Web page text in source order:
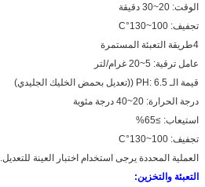
الوقت: 20~30 دقيقة
تجفيف: 100~130°C
4طريقة التعبئة المستمرة
عامل ترقية: 5~20 غرام/لتر
قيمة الـ PH: 6.5 ((تعديل بحمض الخليك الجليدي)
درجة الحرارة: 20~40 درجة مئوية
استيعاب: ≥65%
تجفيف: 100~130°C
العملية المحددة يرجى استخدام اختبار العينة للتعديل.
التعبئة والتخزين: